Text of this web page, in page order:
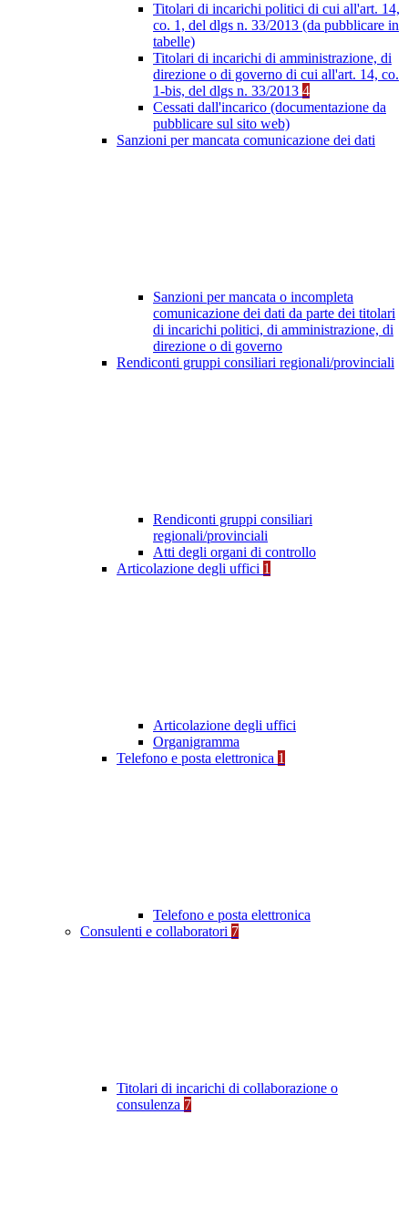
Titolari di incarichi politici di cui all'art. 14,
co. 1, del dlgs n. 33/2013 (da pubblicare in
tabelle)
Titolari di incarichi di amministrazione, di
direzione o di governo di cui all'art. 14, co.
1-bis, del dlgs n. 33/2013 4
Cessati dall'incarico (documentazione da
pubblicare sul sito web)
Sanzioni per mancata comunicazione dei dati
Sanzioni per mancata o incompleta
comunicazione dei dati da parte dei titolari
di incarichi politici, di amministrazione, di
direzione o di governo
Rendiconti gruppi consiliari regionali/provinciali
Rendiconti gruppi consiliari
regionali/provinciali
Atti degli organi di controllo
Articolazione degli uffici 1
Articolazione degli uffici
Organigramma
Telefono e posta elettronica 1
Telefono e posta elettronica
Consulenti e collaboratori 7
Titolari di incarichi di collaborazione o
consulenza 7